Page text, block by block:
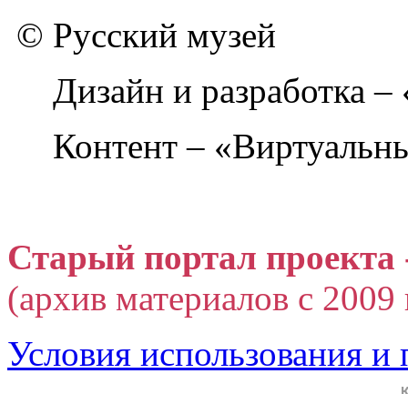
© Русский музей
Дизайн и разработка
Контент –
Старый портал
(архив материалов с
Условия использования